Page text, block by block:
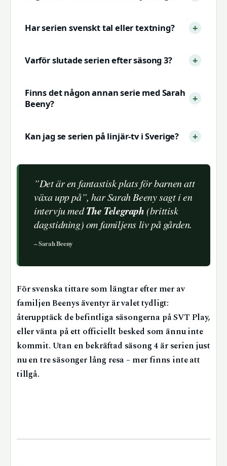
Har serien svenskt tal eller textning?
Varför slutade serien efter säsong 3?
Finns det någon annan serie med Sarah
Beeny?
Kan jag se serien på linjär-tv i Sverige?
”Det är en fantastisk plats för barnen att
växa upp på”, har Sarah Beeny sagt i en
intervju medThe Telegraph(brittisk
dagstidning) om familjens liv på gården.
– Sarah Beeny
För svenska tittare som längtar efter mer av
familjen Beenys äventyr är valet tydligt:
återupptäck de befintliga säsongerna på SVT Play,
eller vänta på ett officiellt besked som ännu inte
kommit. Utan en bekräftad säsong 4 är serien just
nu en tre säsonger lång resa – mer finns inte att
tillgå.